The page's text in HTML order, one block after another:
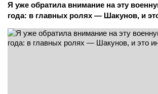
Я уже обратила внимание на эту
года: в главных ролях — Шакунов, и